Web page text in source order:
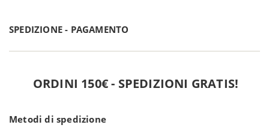
SPEDIZIONE - PAGAMENTO
ORDINI 150€ - SPEDIZIONI GRATIS!
Metodi di spedizione